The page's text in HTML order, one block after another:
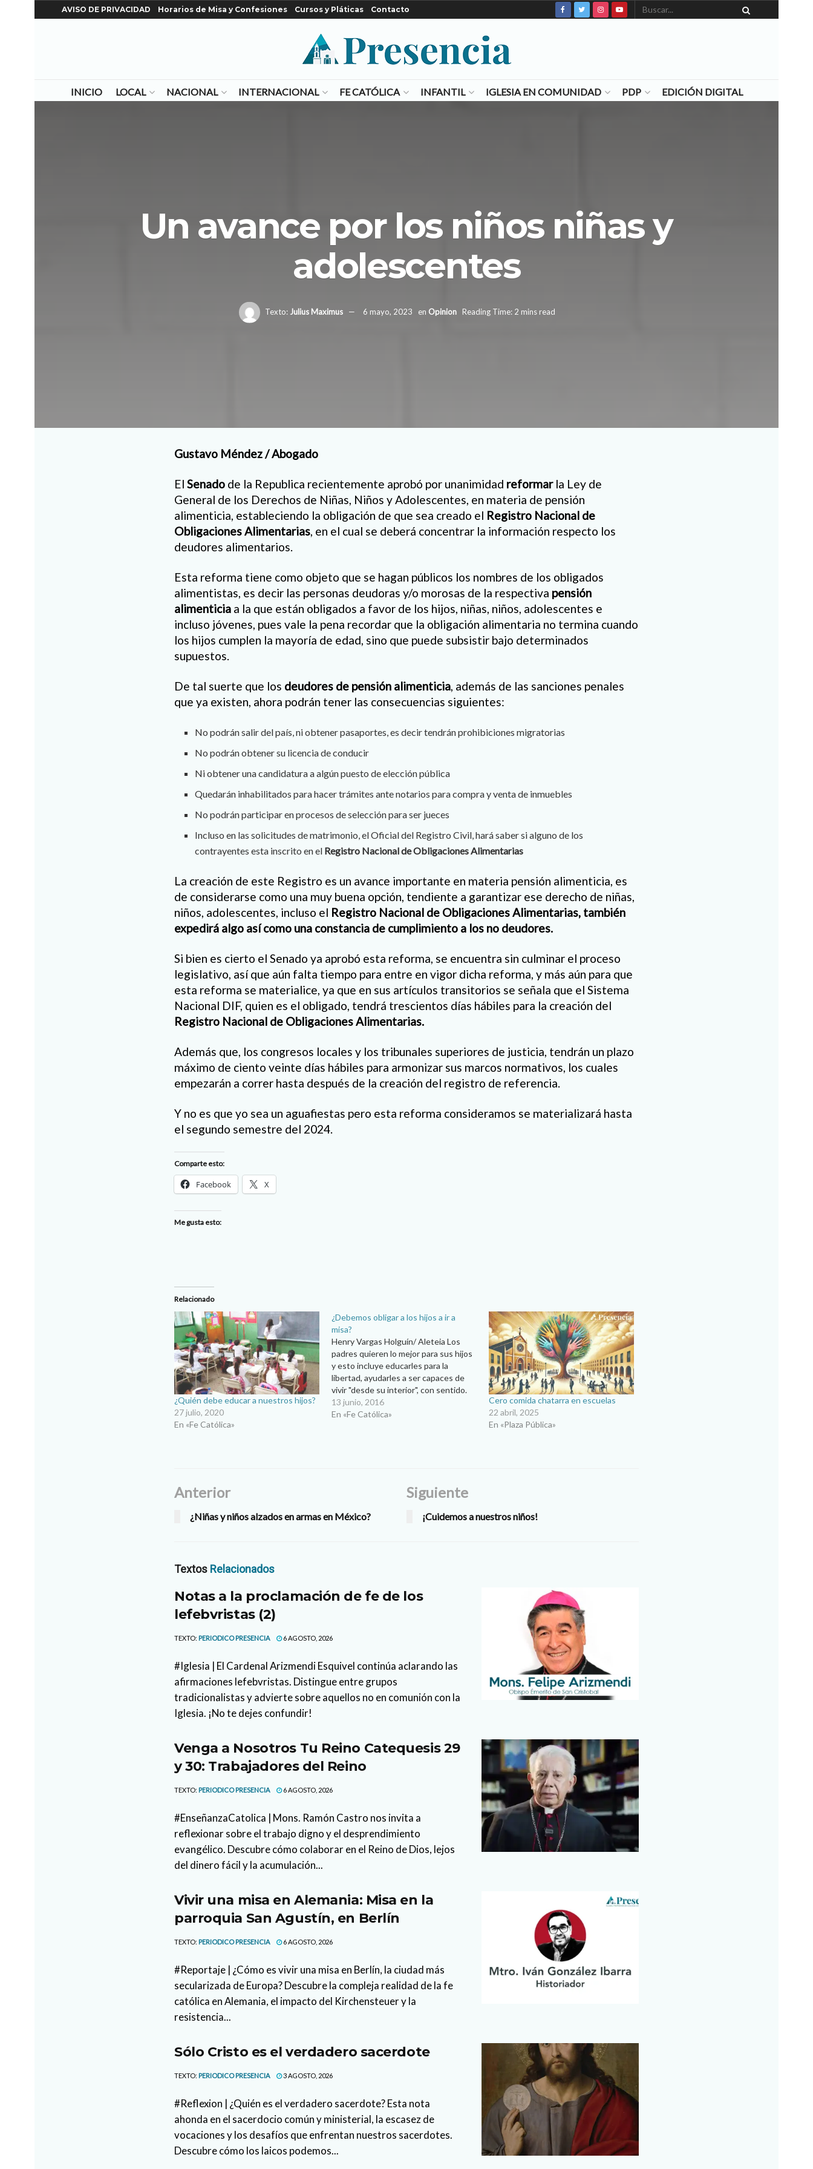
AVISO DE PRIVACIDAD Horarios de Misa y Confesiones Cursos y Pláticas Contacto
INICIO LOCAL NACIONAL INTERNACIONAL FE CATÓLICA INFANTIL IGLESIA EN COMUNIDAD PDP EDICIÓN DIGITAL
Un avance por los niños niñas y
adolescentes
Texto: Julius Maximus 6 mayo, 2023 en Opinion Reading Time: 2 mins read
Gustavo Méndez / Abogado
El Senado de la Republica recientemente aprobó por unanimidad reformarla Ley de
General de los Derechos de Niñas, Niños y Adolescentes, en materia de pensión
alimenticia, estableciendo la obligación de que sea creado el Registro Nacional de
Obligaciones Alimentarias, en el cual se deberá concentrar la información respecto los
deudores alimentarios.
Esta reforma tiene como objeto que se hagan públicos los nombres de los obligados
alimentistas, es decir las personas deudoras y/o morosas de la respectiva pensión
alimenticia a la que están obligados a favor de los hijos, niñas, niños, adolescentes e
incluso jóvenes, pues vale la pena recordar que la obligación alimentaria no termina cuando
los hijos cumplen la mayoría de edad, sino que puede subsistir bajo determinados
supuestos.
De tal suerte que los deudores de pensión alimenticia, además de las sanciones penales
que ya existen, ahora podrán tener las consecuencias siguientes:
No podrán salir del país, ni obtener pasaportes, es decir tendrán prohibiciones migratorias
No podrán obtener su licencia de conducir
Ni obtener una candidatura a algún puesto de elección pública
Quedarán inhabilitados para hacer trámites ante notarios para compra y venta de inmuebles
No podrán participar en procesos de selección para ser jueces
Incluso en las solicitudes de matrimonio, el Oficial del Registro Civil, hará saber si alguno de los
contrayentes esta inscrito en el Registro Nacional de Obligaciones Alimentarias
La creación de este Registro es un avance importante en materia pensión alimenticia, es
de considerarse como una muy buena opción, tendiente a garantizar ese derecho de niñas,
niños, adolescentes, incluso el Registro Nacional de Obligaciones Alimentarias, también
expedirá algo así como una constancia de cumplimiento a los no deudores.
Si bien es cierto el Senado ya aprobó esta reforma, se encuentra sin culminar el proceso
legislativo, así que aún falta tiempo para entre en vigor dicha reforma, y más aún para que
esta reforma se materialice, ya que en sus artículos transitorios se señala que el Sistema
Nacional DIF, quien es el obligado, tendrá trescientos días hábiles para la creación del
Registro Nacional de Obligaciones Alimentarias.
Además que, los congresos locales y los tribunales superiores de justicia, tendrán un plazo
máximo de ciento veinte días hábiles para armonizar sus marcos normativos, los cuales
empezarán a correr hasta después de la creación del registro de referencia.
Y no es que yo sea un aguafiestas pero esta reforma consideramos se materializará hasta
el segundo semestre del 2024.
Comparte esto:
Facebook X
Me gusta esto:
Relacionado
¿Quién debe educar a nuestros hijos?
27 julio, 2020
En «Fe Católica»
¿Debemos obligar a los hijos a ir a
misa?
Henry Vargas Holguín/ Aleteia Los
padres quieren lo mejor para sus hijos
y esto incluye educarles para la
libertad, ayudarles a ser capaces de
vivir "desde su interior", con sentido.
No se trata de que hagan en cada
instante lo que se les ocurra, sino de
13 junio, 2016
En «Fe Católica»
Cero comida chatarra en escuelas
22 abril, 2025
En «Plaza Pública»
Anterior
¿Niñas y niños alzados en armas en México?
Siguiente
¡Cuidemos a nuestros niños!
Textos Relacionados
Notas a la proclamación de fe de los
lefebvristas (2)
TEXTO: PERIODICO PRESENCIA 6 AGOSTO, 2026
#Iglesia | El Cardenal Arizmendi Esquivel continúa aclarando las
afirmaciones lefebvristas. Distingue entre grupos
tradicionalistas y advierte sobre aquellos no en comunión con la
Iglesia. ¡No te dejes confundir!
Venga a Nosotros Tu Reino Catequesis 29
y 30: Trabajadores del Reino
TEXTO: PERIODICO PRESENCIA 6 AGOSTO, 2026
#EnseñanzaCatolica | Mons. Ramón Castro nos invita a
reflexionar sobre el trabajo digno y el desprendimiento
evangélico. Descubre cómo colaborar en el Reino de Dios, lejos
del dinero fácil y la acumulación...
Vivir una misa en Alemania: Misa en la
parroquia San Agustín, en Berlín
TEXTO: PERIODICO PRESENCIA 6 AGOSTO, 2026
#Reportaje | ¿Cómo es vivir una misa en Berlín, la ciudad más
secularizada de Europa? Descubre la compleja realidad de la fe
católica en Alemania, el impacto del Kirchensteuer y la
resistencia...
Sólo Cristo es el verdadero sacerdote
TEXTO: PERIODICO PRESENCIA 3 AGOSTO, 2026
#Reflexion | ¿Quién es el verdadero sacerdote? Esta nota
ahonda en el sacerdocio común y ministerial, la escasez de
vocaciones y los desafíos que enfrentan nuestros sacerdotes.
Descubre cómo los laicos podemos...